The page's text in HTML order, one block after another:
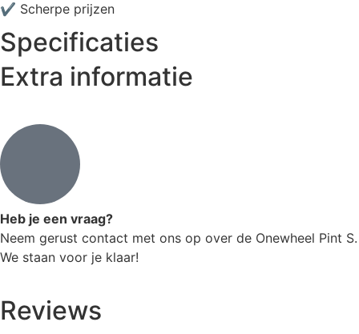
✔ Scherpe prijzen
Specificaties
Extra informatie
Heb je een vraag?
Neem gerust contact met ons op over de Onewheel Pint S.
We staan voor je klaar!
Reviews